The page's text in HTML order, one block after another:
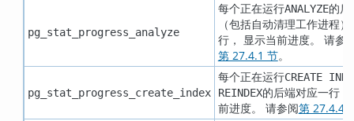
pg_stat_progress_analyze
每个正在运行ANALYZE的后
（包括自动清理工作进程
行， 显示当前进度。 请参
第 27.4.1 节。
pg_stat_progress_create_index
每个正在运行CREATE
REINDEX的后端对应一行，
前进度。 请参阅第 27.4.4